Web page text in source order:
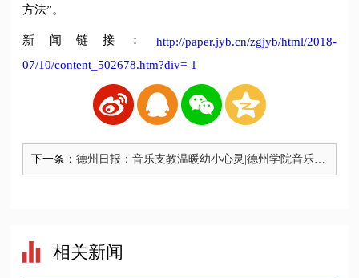
方法”。
新闻链接： http://paper.jyb.cn/zgjyb/html/2018-
07/10/content_502678.htm?div=-1
下一条：德州日报：音乐支教温暖幼小心灵|德州学院音乐学
院打造SUNNY公益文化服务站，1500余人受益
相关新闻